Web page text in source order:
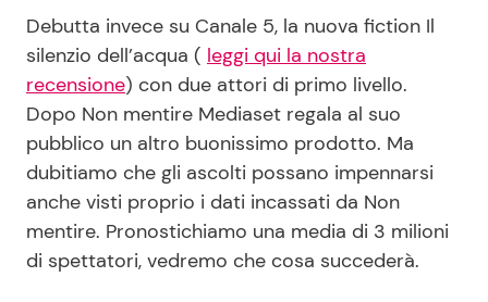
Debutta invece su Canale 5, la nuova fiction Il
silenzio dell’acqua ( leggi qui la nostra
recensione) con due attori di primo livello.
Dopo Non mentire Mediaset regala al suo
pubblico un altro buonissimo prodotto. Ma
dubitiamo che gli ascolti possano impennarsi
anche visti proprio i dati incassati da Non
mentire. Pronostichiamo una media di 3 milioni
di spettatori, vedremo che cosa succederà.